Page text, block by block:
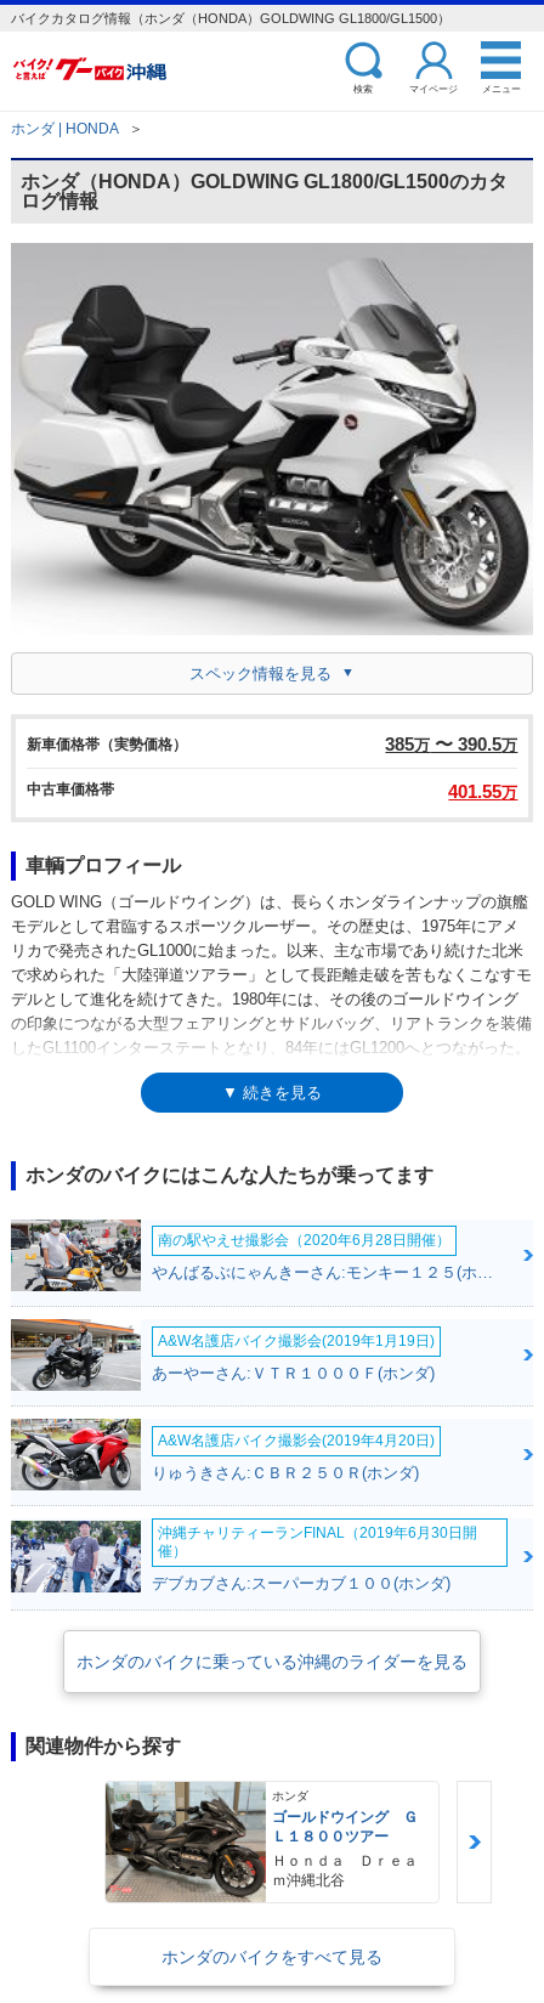
バイクカタログ情報（ホンダ（HONDA）GOLDWING GL1800/GL1500）
検索 マイページ メニュー
ホンダ | HONDA ＞
ホンダ（HONDA）GOLDWING GL1800/GL1500のカタ
ログ情報
スペック情報を見る
新車価格帯（実勢価格） 385万 〜 390.5万
中古車価格帯 401.55万
車輌プロフィール
GOLD WING（ゴールドウイング）は、長らくホンダラインナップの旗艦
モデルとして君臨するスポーツクルーザー。その歴史は、1975年にアメ
リカで発売されたGL1000に始まった。以来、主な市場であり続けた北米
で求められた「大陸弾道ツアラー」として長距離走破を苦もなくこなすモ
デルとして進化を続けてきた。1980年には、その後のゴールドウイング
の印象につながる大型フェアリングとサドルバッグ、リアトランクを装備
したGL1100インターステートとなり、84年にはGL1200へとつながった。
そして1988年からは、GL1500が日本市場に正式に輸入され、車名もゴー
ルドウイングとして販売されるようになった。輸入、と書いたように、生
には、排気量を1,800ccとしたGL1800が登場した。このゴールドウイング
には、バガースタイルのF6B（2013年）とマッスルなスタイルの
F6C（2014年）も設定された。なお、2011年からは、熊本工場で生産さ
れるようになっていた。2017年になると、次期モデルが東京やミラノの
モーターショーで発表され、2018年4月から新型モデルとして販売が開始
された。GL1000から数えると、6代目のゴールドウイングということにな
ング」とし、サドルバッグとリアトランクを装備したモデルを「ゴールド
ウイング ツアー」とした。また、後者には自動変速ができるDCTとエア
バッグを搭載したグレードとして、ゴールドウイング ツアー・デュアル
クラッチトランスミッション・エアバッグも設定された。アップル社の
「AppleCarPlay」に対応したのも同じタイミングだった。翌2019年モデ
ルでは、サドルバッグのみの「ゴールドウイング」にもDCT搭載モデルが
追加され、続く2020年モデルでは、左側サドルバッグ内にUSBソケット
が追加され、「ツアー」のサスペンションやDCTモデルのセッティングも
変更された。また、2020年6月から、グーグル社の「Android Auto」にも
対応するためのソフトウェア更新が可能になった。2021年からは、マニ
ュアルミッション車が廃止され、DCTモデルのみとなった。2023年2月に
は、平成32年（令和2年）排出ガス規制に適合し、サドルバッグ・リアト
ランク装備のゴールドウイング ツアーのみのラインナップとなった。
※AT限定の大型二輪免許は、2019年12月1日から施行された道路交通法施
グであっても、DCT搭載モデルならばAT限定大型二輪免許で運転するこ
▼ 続きを見る
ホンダのバイクにはこんな人たちが乗ってます
南の駅やえせ撮影会（2020年6月28日開催）
やんばるぶにゃんきーさん:モンキー１２５(ホンダ)
A&W名護店バイク撮影会(2019年1月19日)
あーやーさん:ＶＴＲ１０００Ｆ(ホンダ)
A&W名護店バイク撮影会(2019年4月20日)
りゅうきさん:ＣＢＲ２５０Ｒ(ホンダ)
沖縄チャリティーランFINAL（2019年6月30日開
催）
デブカブさん:スーパーカブ１００(ホンダ)
ホンダのバイクに乗っている沖縄のライダーを見る
関連物件から探す
ホンダ
ゴールドウイング Ｇ
Ｌ１８００ツアー
Ｈｏｎｄａ Ｄｒｅａ
ｍ沖縄北谷
ホンダのバイクをすべて見る